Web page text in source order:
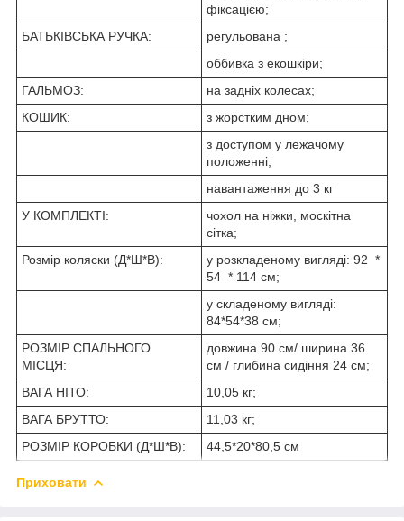
фіксацією;
БАТЬКІВСЬКА РУЧКА:
регульована ;
оббивка з екошкіри;
ГАЛЬМОЗ:
на задніх колесах;
КОШИК:
з жорстким дном;
з доступом у лежачому
положенні;
навантаження до 3 кг
У КОМПЛЕКТІ:
чохол на ніжки, москітна
сітка;
Розмір коляски (Д*Ш*В):
у розкладеному вигляді: 92 *
54 * 114 см;
у складеному вигляді:
84*54*38 см;
РОЗМІР СПАЛЬНОГО
МІСЦЯ:
довжина 90 см/ ширина 36
см / глибина сидіння 24 см;
ВАГА НІТО:
10,05 кг;
ВАГА БРУТТО:
11,03 кг;
РОЗМІР КОРОБКИ (Д*Ш*В):
44,5*20*80,5 см
Приховати